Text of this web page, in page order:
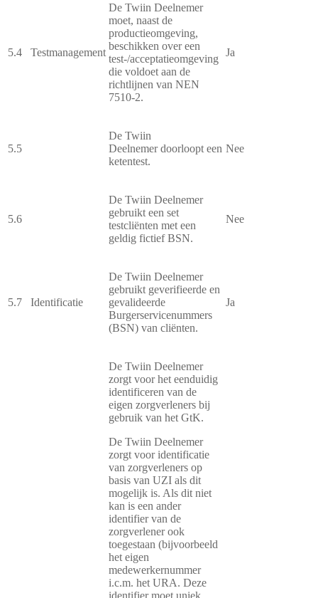
5.4 Testmanagement
De Twiin Deelnemer
moet, naast de
productieomgeving,
beschikken over een
test-/acceptatieomgeving
die voldoet aan de
richtlijnen van NEN
7510-2.
Ja
5.5
De Twiin
Deelnemer doorloopt een
ketentest.
Nee
5.6
De Twiin Deelnemer
gebruikt een set
testcliënten met een
geldig fictief BSN.
Nee
5.7 Identificatie
De Twiin Deelnemer
gebruikt geverifieerde en
gevalideerde
Burgerservicenummers
(BSN) van cliënten.
Ja
De Twiin Deelnemer
zorgt voor het eenduidig
identificeren van de
eigen zorgverleners bij
gebruik van het GtK.
De Twiin Deelnemer
zorgt voor identificatie
van zorgverleners op
basis van UZI als dit
mogelijk is. Als dit niet
kan is een ander
identifier van de
zorgverlener ook
toegestaan (bijvoorbeeld
het eigen
medewerkernummer
i.c.m. het URA. Deze
identifier moet uniek